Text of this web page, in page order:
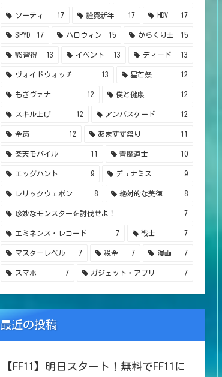
ソーティ 17 謹賀新年 17 HDV 17
SPYD 17 ハロウィン 15 からくり士 15
WS習得 13 イベント 13 ディード 13
ヴォイドウォッチ 13 星芒祭 12
もぎヴァナ 12 僕と健康 12
スキル上げ 12 アンバスケード 12
金策 12 あますず祭り 11
楽天モバイル 11 青魔道士 10
エッグハント 9 デュナミス 9
レリックウェポン 8 絶対的な美徳 8
珍妙なモンスターを討伐せよ！ 7
エミネンス・レコード 7 戦士 7
マスターレベル 7 税金 7 漫画 7
スマホ 7 ガジェット・アプリ 7
最近の投稿
【FF11】明日スタート！無料でFF11に